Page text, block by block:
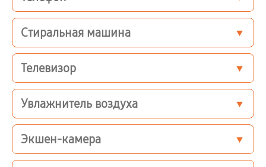
Стиральная машина
Телевизор
Увлажнитель воздуха
Экшен-камера